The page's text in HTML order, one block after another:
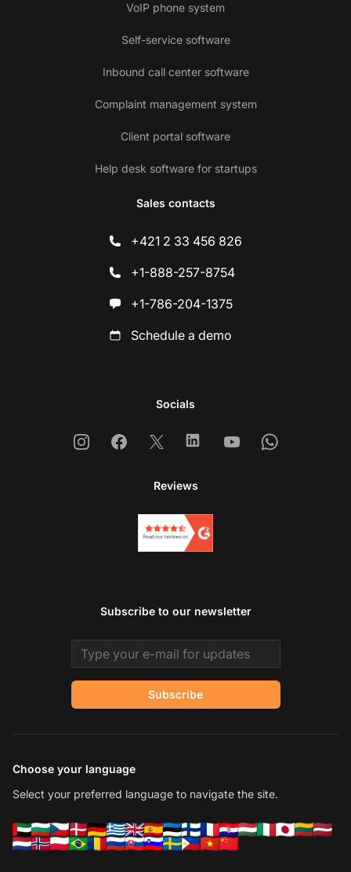
VoIP phone system
Self-service software
Inbound call center software
Complaint management system
Client portal software
Help desk software for startups
Sales contacts
+421 2 33 456 826
+1-888-257-8754
+1-786-204-1375
Schedule a demo
Socials
InstagramFacebook
X LinkedinYoutubeWhatsapp
Reviews
Subscribe to our newsletter
Email address
Subscribe
Choose your language
Select your preferred language to navigate the site.